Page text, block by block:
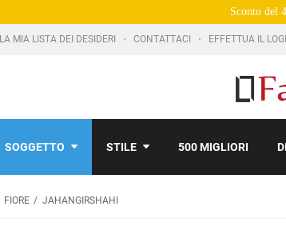
Sconto del
LA MIA LISTA DEI DESIDERI CONTATTACI EFFETTUA IL
SOGGETTO STILE 500 MIGLIORI
FIORE JAHANGIRSHAHI